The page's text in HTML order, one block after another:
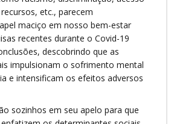
etc., parecem
maciço em nosso bem-estar
recentes durante o Covid-19
descobrindo que as
impulsionam o sofrimento mental
e intensificam os efeitos adversos
sozinhos em seu apelo para que